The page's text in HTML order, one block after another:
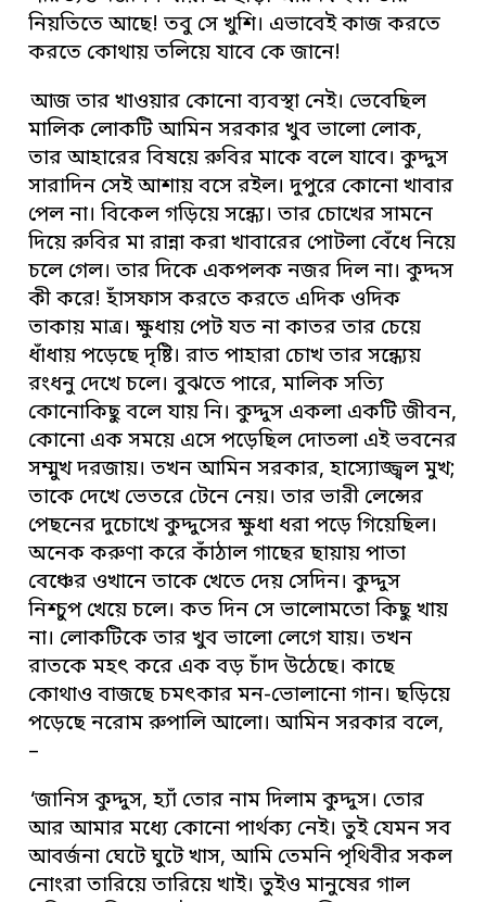
নিয়তিতে আছে! তবু সে খুশি। এভাবেই কাজ করতে
করতে কোথায় তলিয়ে যাবে কে জানে!
আজ তার খাওয়ার কোনো ব্যবস্থা নেই। ভেবেছিল
মালিক লোকটি আমিন সরকার খুব ভালো লোক,
তার আহারের বিষয়ে রুবির মাকে বলে যাবে। কুদ্দুস
সারাদিন সেই আশায় বসে রইল। দুপুরে কোনো খাবার
পেল না। বিকেল গড়িয়ে সন্ধ্যে। তার চোখের সামনে
দিয়ে রুবির মা রান্না করা খাবারের পোটলা বেঁধে নিয়ে
চলে গেল। তার দিকে একপলক নজর দিল না। কুদ্দস
কী করে! হাঁসফাস করতে করতে এদিক ওদিক
তাকায় মাত্র। ক্ষুধায় পেট যত না কাতর তার চেয়ে
ধাঁধায় পড়েছে দৃষ্টি। রাত পাহারা চোখ তার সন্ধ্যেয়
রংধনু দেখে চলে। বুঝতে পারে, মালিক সত্যি
কোনোকিছু বলে যায় নি। কুদ্দুস একলা একটি জীবন,
কোনো এক সময়ে এসে পড়েছিল দোতলা এই ভবনের
সম্মুখ দরজায়। তখন আমিন সরকার, হাস্যোজ্জ্বল মুখ;
তাকে দেখে ভেতরে টেনে নেয়। তার ভারী লেন্সের
পেছনের দুচোখে কুদ্দুসের ক্ষুধা ধরা পড়ে গিয়েছিল।
অনেক করুণা করে কাঁঠাল গাছের ছায়ায় পাতা
বেঞ্চের ওখানে তাকে খেতে দেয় সেদিন। কুদ্দুস
নিশ্চুপ খেয়ে চলে। কত দিন সে ভালোমতো কিছু খায়
না। লোকটিকে তার খুব ভালো লেগে যায়। তখন
রাতকে মহৎ করে এক বড় চাঁদ উঠেছে। কাছে
কোথাও বাজছে চমৎকার মন-ভোলানো গান। ছড়িয়ে
পড়েছে নরোম রুপালি আলো। আমিন সরকার বলে,
–
‘জানিস কুদ্দুস, হ্যাঁ তোর নাম দিলাম কুদ্দুস। তোর
আর আমার মধ্যে কোনো পার্থক্য নেই। তুই যেমন সব
আবর্জনা ঘেটে ঘুটে খাস, আমি তেমনি পৃথিবীর সকল
নোংরা তারিয়ে তারিয়ে খাই। তুইও মানুষের গাল